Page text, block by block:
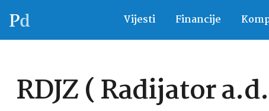
Vijesti Financije
RDJZ ( Radijator